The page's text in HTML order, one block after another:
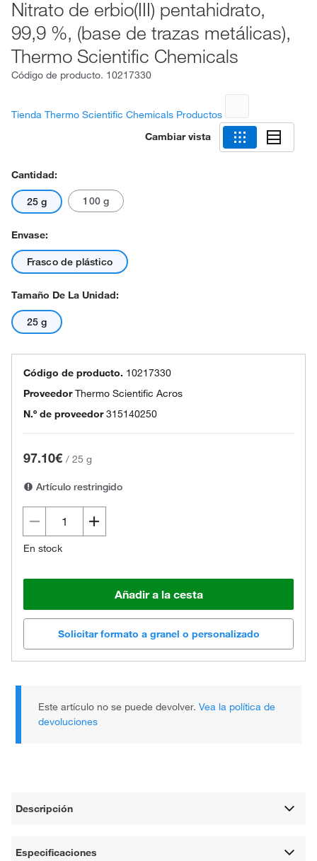
Nitrato de erbio(III) pentahidrato,
99,9 %, (base de trazas metálicas),
Thermo Scientific Chemicals
Código de producto. 10217330
Tienda Thermo Scientific Chemicals Productos
Cambiar vista
Cantidad:
25 g 100 g
Envase:
Frasco de plástico
Tamaño De La Unidad:
25 g
Código de producto. 10217330
ProveedorThermo Scientific Acros
N.º de proveedor 315140250
97.10€ / 25 g
Artículo restringido
En stock
Añadir a la cesta
Solicitar formato a granel o personalizado
Este artículo no se puede devolver.Vea la política de
devoluciones
Descripción
Especificaciones